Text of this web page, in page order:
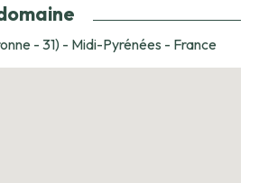
- 31) - Midi-Pyrénées - France